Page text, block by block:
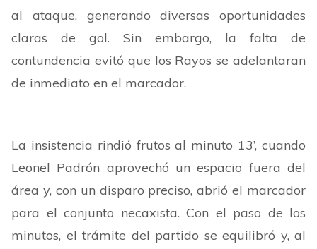
al ataque, generando diversas oportunidades
claras de gol. Sin embargo, la falta de
contundencia evitó que los Rayos se adelantaran
de inmediato en el marcador.
La insistencia rindió frutos al minuto 13’, cuando
Leonel Padrón aprovechó un espacio fuera del
área y, con un disparo preciso, abrió el marcador
para el conjunto necaxista. Con el paso de los
minutos, el trámite del partido se equilibró y, al